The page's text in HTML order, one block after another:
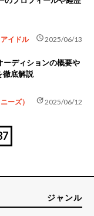
アイドル schedule2025/06/13
ディションの概要や
徹底解説
ーズ） update2025/06/12
ジャンル